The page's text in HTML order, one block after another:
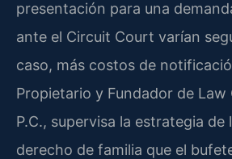
presentación para una
ante el Circuit Court varían
caso, más costos de
Propietario y Fundador de Law
P.C., supervisa la estrategia de
derecho de familia que el